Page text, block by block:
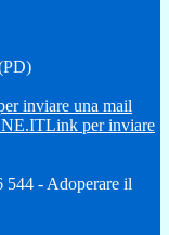
inviare una mail
Link per inviare
- Adoperare il